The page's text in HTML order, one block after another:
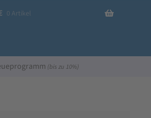
0 Artikel
(bis zu 10%)